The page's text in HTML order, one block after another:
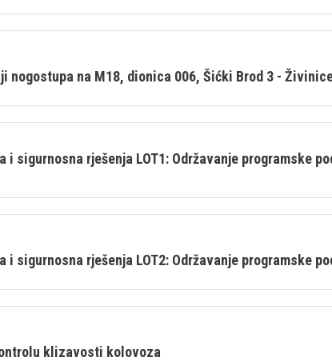
nogostupa na M18, dionica 006, Šićki Brod 3 -
i sigurnosna rješenja LOT1: Održavanje programske
i sigurnosna rješenja LOT2: Održavanje programske
klizavosti kolovoza